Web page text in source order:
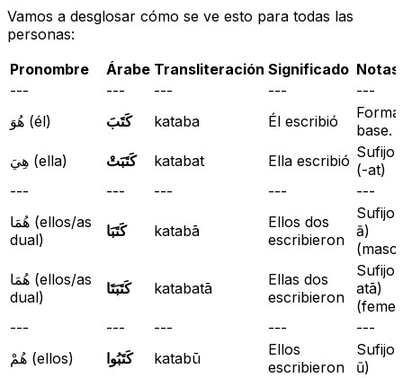
Vamos a desglosar cómo se ve esto para todas las
personas:
Pronombre
Árabe Transliteración Significado Notas
---
--- --- ---
---
هُوَ (él)
كَتَبَ kataba Él escribió
Forma
base.
هِيَ (ella)
كَتَبَتْ katabat Ella escribió Sufijo: ـَتْ
(-at)
---
--- --- ---
---
هُمَا (ellos/as
dual)
كَتَبَا katabā
Ellos dos
escribieron
ā)
هُمَا (ellos/as
dual)
كَتَبَتَا katabatā
Ellas dos
escribieron
atā)
---
--- --- ---
---
هُمْ (ellos)
كَتَبُوا katabū
Ellos
escribieron
ū)